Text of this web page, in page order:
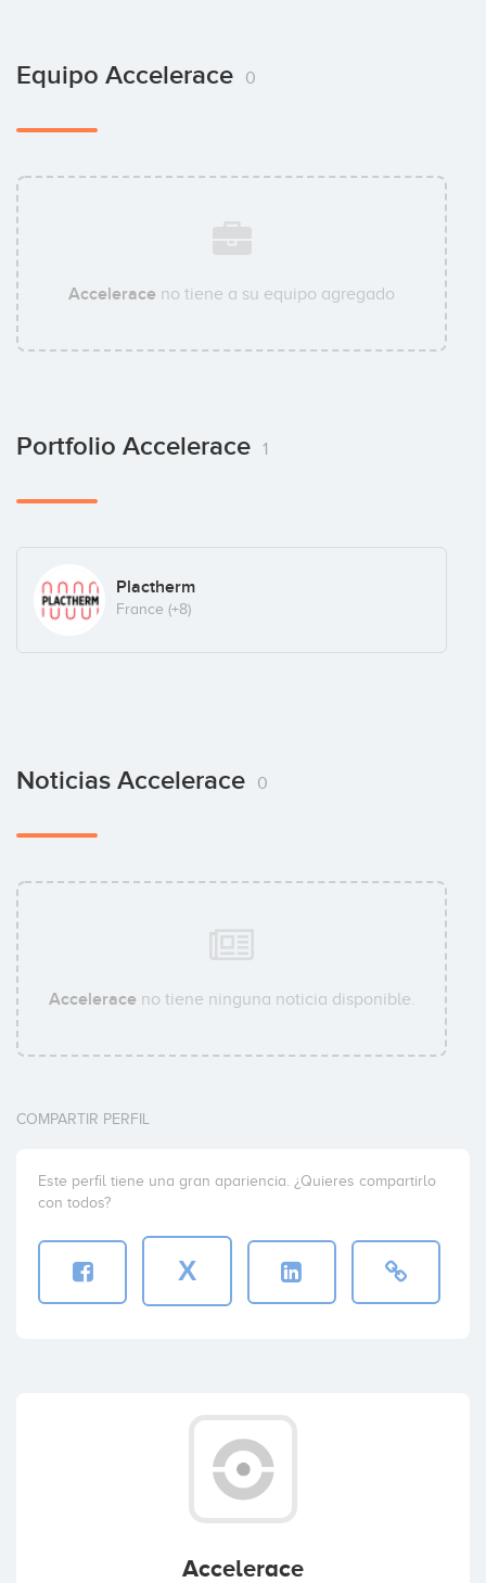
Equipo Accelerace 0
Accelerace no tiene a su equipo agregado
Portfolio Accelerace 1
Plactherm
France (+8)
Noticias Accelerace 0
Acceleraceno tiene ninguna noticia disponible.
COMPARTIR PERFIL
Este perfil tiene una gran apariencia. ¿Quieres compartirlo
con todos?
X
Accelerace